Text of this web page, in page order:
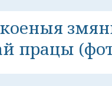
працы